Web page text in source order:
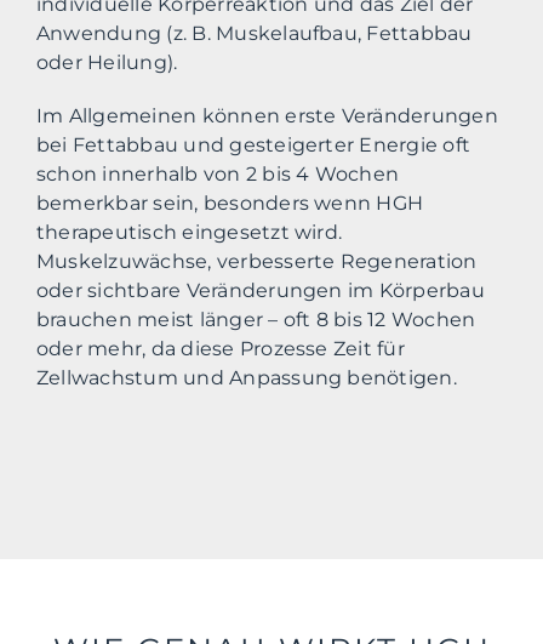
Anwendung (z. B. Muskelaufbau, Fettabbau
oder Heilung).
Im Allgemeinen können erste Veränderungen
bei Fettabbau und gesteigerter Energie oft
schon innerhalb von 2 bis 4 Wochen
bemerkbar sein, besonders wenn HGH
therapeutisch eingesetzt wird.
Muskelzuwächse, verbesserte Regeneration
oder sichtbare Veränderungen im Körperbau
brauchen meist länger – oft 8 bis 12 Wochen
oder mehr, da diese Prozesse Zeit für
Zellwachstum und Anpassung benötigen.